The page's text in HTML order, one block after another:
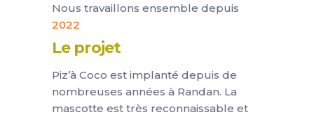
Nous travaillons ensemble depuis
2022
Le projet
Piz’à Coco est implanté depuis de
nombreuses années à Randan. La
mascotte est très reconnaissable et